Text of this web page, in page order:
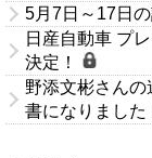
5月7日～17日
日産自動車 プ
決定！
野添文彬さん
書になりました